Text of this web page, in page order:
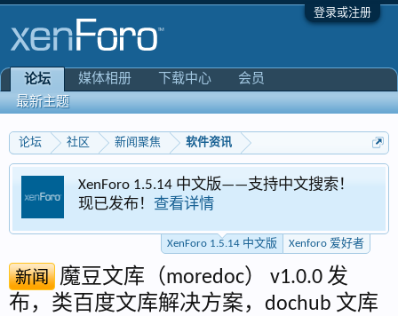
登录或注册
论坛 社区 新闻聚焦 软件资讯
XenForo 1.5.14 中文版——支持中文搜索！
现已发布！ 查看详情
XenForo 1.5.14 中文版 Xenforo 爱好者
新闻
魔豆文库（moredoc） v1.0.0 发
布，类百度文库解决方案，dochub 文库
论坛
最新主题
媒体相册 下载中心 会员